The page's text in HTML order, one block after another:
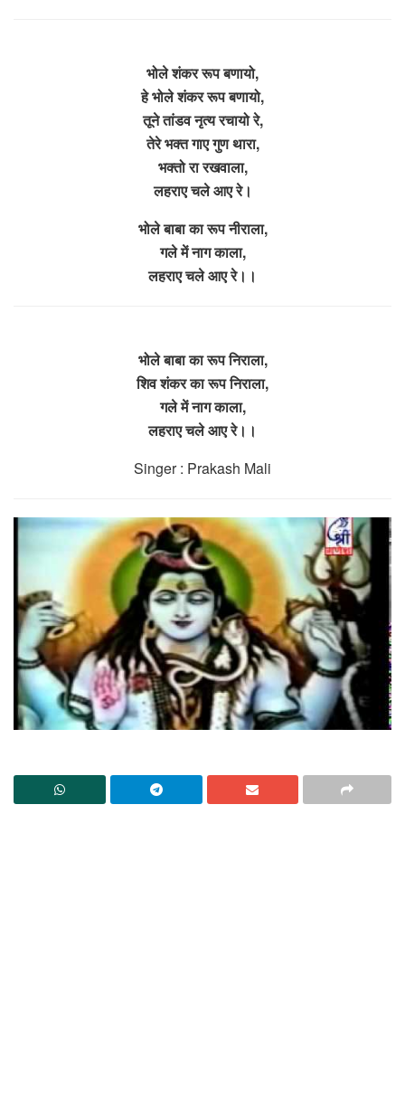
भोले शंकर रूप बणायो,
हे भोले शंकर रूप बणायो,
तूने तांडव नृत्य रचायो रे,
तेरे भक्त गाए गुण थारा,
भक्तो रा रखवाला,
लहराए चले आए रे।
भोले बाबा का रूप नीराला,
गले में नाग काला,
लहराए चले आए रे।।
भोले बाबा का रूप निराला,
शिव शंकर का रूप निराला,
गले में नाग काला,
लहराए चले आए रे।।
Singer : Prakash Mali